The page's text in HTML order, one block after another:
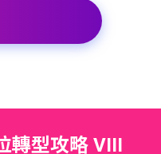
轉型攻略 VIII